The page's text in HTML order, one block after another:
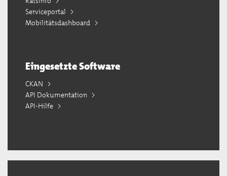
Serviceportal
Mobilitätsdashboard
Eingesetzte Software
CKAN
API Dokumentation
API-Hilfe